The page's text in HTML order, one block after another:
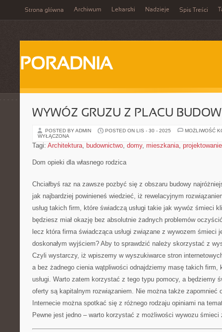
Strona główna Archiwum Lekarski Nadzieje Spis Treści
PORADNIA
WYWÓZ GRUZU Z PLACU
POSTED BY ADMIN POSTED ON LIS - 30 - 2025
MOŻLIWOŚĆ
WYŁĄCZONA
Tagi: Architektura, budownictwo, domy, mieszkania, projektowanie
Dom opieki dla własnego rodzica
Chciałbyś raz na zawsze pozbyć się z obszaru budowy
jak najbardziej powinieneś wiedzieć, iż rewelacyjnym
usług takich firm, które świadczą usługi takie jak wywóz śmieci
będziesz miał okazję bez absolutnie żadnych problemów
lecz która firma świadcząca usługi związane z wywozem śmieci
doskonałym wyjściem? Aby to sprawdzić należy skorzystać z
Czyli wystarczy, iż wpiszemy w wyszukiwarce stron
a bez żadnego cienia wątpliwości odnajdziemy masę takich firm,
usługi. Warto zatem korzystać z tego typu pomocy, a będziemy
oferty są kapitalnym rozwiązaniem. Nie można także zapomnieć
Internecie można spotkać się z różnego rodzaju opiniami na
Pewne jest jedno – warto korzystać z możliwości wywozu śmieci